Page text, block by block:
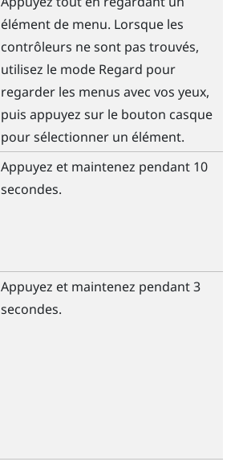
élément de menu. Lorsque les
contrôleurs ne sont pas trouvés,
utilisez le mode Regard pour
regarder les menus avec vos yeux,
puis appuyez sur le bouton casque
pour sélectionner un élément.
Appuyez et maintenez pendant 10
secondes.
Appuyez et maintenez pendant 3
secondes.